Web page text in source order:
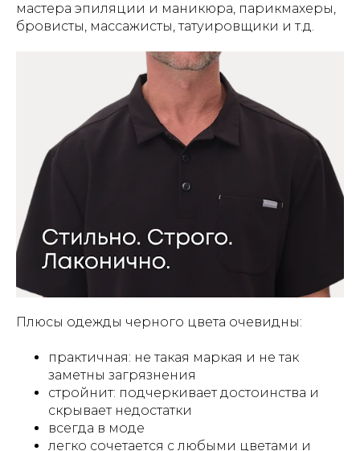
мастера эпиляции и маникюра, парикмахеры,
бровисты, массажисты, татуировщики и т.д.
Плюсы одежды черного цвета очевидны:
практичная: не такая маркая и не так
заметны загрязнения
стройнит: подчеркивает достоинства и
скрывает недостатки
всегда в моде
легко сочетается с любыми цветами и